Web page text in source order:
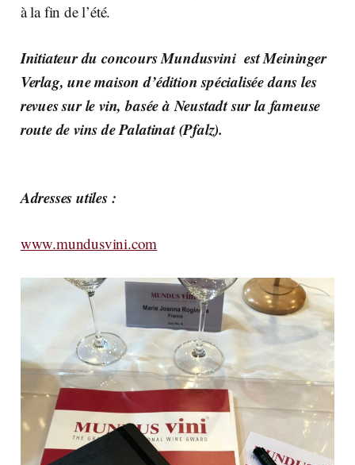
à la fin de l’été.
Initiateur du concours Mundusvini estMeininger
Verlag,une maison d’édition spécialisée dans les
revues sur le vin, basée à Neustadt sur la fameuse
route de vins de Palatinat (Pfalz).
Adresses utiles :
www.mundusvini.com